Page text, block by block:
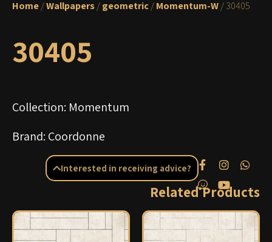
Home/Wallpapers/geometric/Momentum-W/ 30405
30405
Collection: Momentum
Brand: Coordonne
Related Products
Interested in receiving advice?